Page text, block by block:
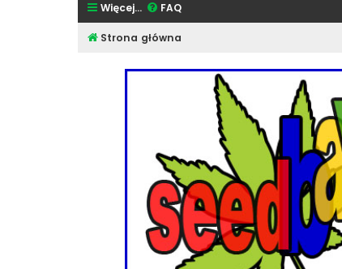
Więcej… FAQ
Strona główna